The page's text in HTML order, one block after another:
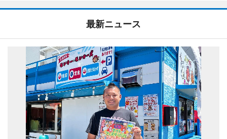
最新ニュース